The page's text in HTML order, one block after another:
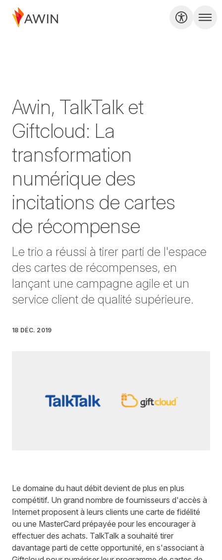
Awin, TalkTalk et
Giftcloud: La
transformation
numérique des
incitations de cartes
de récompense
Le trio a réussi à tirer parti de l'espace
des cartes de récompenses, en
lançant une campagne agile et un
service client de qualité supérieure.
18 DÉC. 2019
Le domaine du haut débit devient de plus en plus
compétitif. Un grand nombre de fournisseurs d'accès à
Internet proposent à leurs clients une carte de fidélité
ou une MasterCard prépayée pour les encourager à
effectuer des achats. TalkTalk a souhaité tirer
davantage parti de cette opportunité, en s'associant à